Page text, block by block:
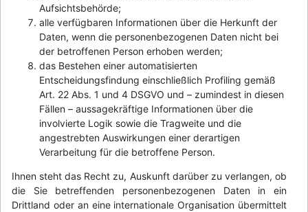
Aufsichtsbehörde;
alle verfügbaren Informationen über die Herkunft der
Daten, wenn die personenbezogenen Daten nicht bei
der betroffenen Person erhoben werden;
das Bestehen einer automatisierten
Entscheidungsfindung einschließlich Profiling gemäß
Art. 22 Abs. 1 und 4 DSGVO und – zumindest in diesen
Fällen – aussagekräftige Informationen über die
involvierte Logik sowie die Tragweite und die
angestrebten Auswirkungen einer derartigen
Verarbeitung für die betroffene Person.
Ihnen steht das Recht zu, Auskunft darüber zu verlangen, ob
die Sie betreffenden personenbezogenen Daten in ein
Drittland oder an eine internationale Organisation übermittelt